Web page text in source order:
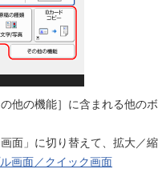
他の機能］に含まれる他の
面」に切り替えて、拡大／
画面／クイック画面